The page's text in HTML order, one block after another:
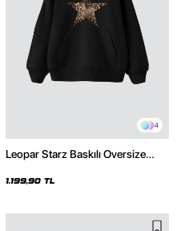
4
Leopar Starz Baskılı Oversize
1.199,90 TL